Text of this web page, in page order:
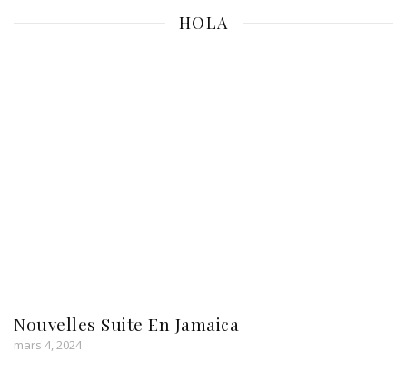
HOLA
Nouvelles Suite En Jamaica
mars 4, 2024